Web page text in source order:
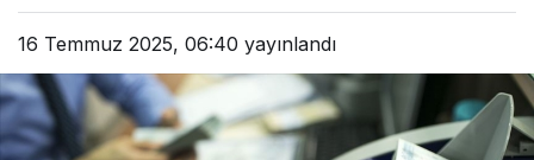
16 Temmuz 2025, 06:40 yayınlandı